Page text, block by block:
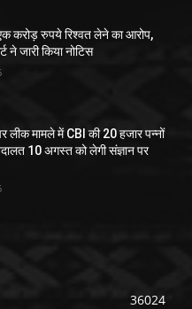
करोड़ रुपये रिश्वत लेने का आरोप,
ने जारी किया नोटिस
लीक मामले में CBI की 20 हजार पन्नों
10 अगस्त को लेगी संज्ञान पर
36024